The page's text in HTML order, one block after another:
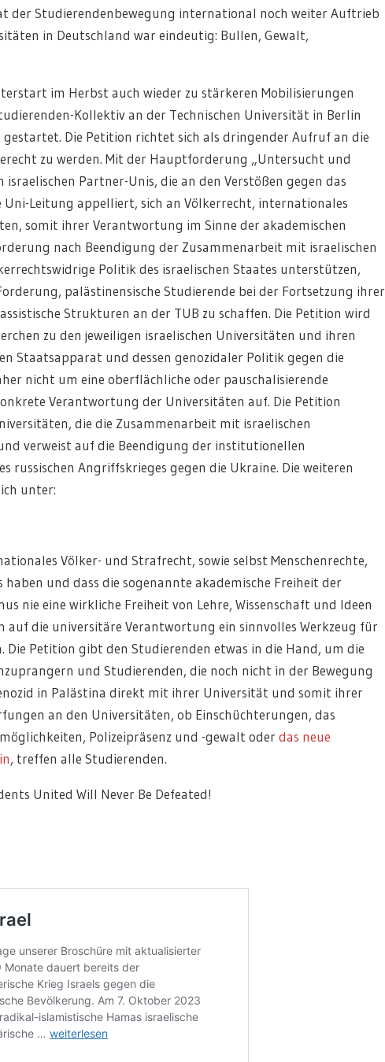
der Studierendenbewegung international noch weiter Auftrieb
in Deutschland war eindeutig: Bullen, Gewalt,
im Herbst auch wieder zu stärkeren Mobilisierungen
Kollektiv an der Technischen Universität in Berlin
Die Petition richtet sich als dringender Aufruf an die
zu werden. Mit der Hauptforderung „Untersucht und
Partner-Unis, die an den Verstößen gegen das
Leitung appelliert, sich an Völkerrecht, internationales
somit ihrer Verantwortung im Sinne der akademischen
nach Beendigung der Zusammenarbeit mit israelischen
Politik des israelischen Staates unterstützen,
palästinensische Studierende bei der Fortsetzung ihrer
Strukturen an der TUB zu schaffen. Die Petition wird
zu den jeweiligen israelischen Universitäten und ihren
Staatsapparat und dessen genozidaler Politik gegen die
nicht um eine oberflächliche oder pauschalisierende
Verantwortung der Universitäten auf. Die Petition
die die Zusammenarbeit mit israelischen
verweist auf die Beendigung der institutionellen
russischen Angriffskrieges gegen die Ukraine. Die weiteren
unter:
Völker- und Strafrecht, sowie selbst Menschenrechte,
und dass die sogenannte akademische Freiheit der
nie eine wirkliche Freiheit von Lehre, Wissenschaft und Ideen
auf die universitäre Verantwortung ein sinnvolles Werkzeug für
Die Petition gibt den Studierenden etwas in die Hand, um die
und Studierenden, die noch nicht in der Bewegung
in Palästina direkt mit ihrer Universität und somit ihrer
an den Universitäten, ob Einschüchterungen, das
Polizeipräsenz und -gewalt oder das neue
, treffen alle Studierenden.
United Will Never Be Defeated!